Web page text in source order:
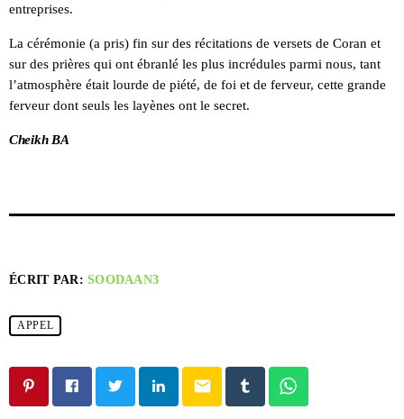
entreprises.
La cérémonie (a pris) fin sur des récitations de versets de Coran et
sur des prières qui ont ébranlé les plus incrédules parmi nous, tant
l’atmosphère était lourde de piété, de foi et de ferveur, cette grande
ferveur dont seuls les layènes ont le secret.
Cheikh BA
ÉCRIT PAR:SOODAAN3
APPEL
email